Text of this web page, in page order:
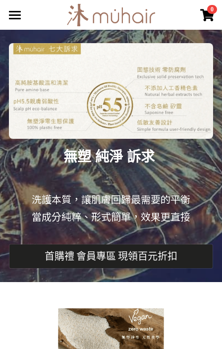
0
頭髮淨護
常見問答
關於我們
部落格
會員專區
登錄
無塑 純淨 訴求
洗護本質，讓肌膚回歸最需要的平衡
當成分純粹、形式簡單，效果更直接
首購禮 會員專區 現領百元折扣
×
商品分類
所有商品分類
×
部落格分類
所有博客分類